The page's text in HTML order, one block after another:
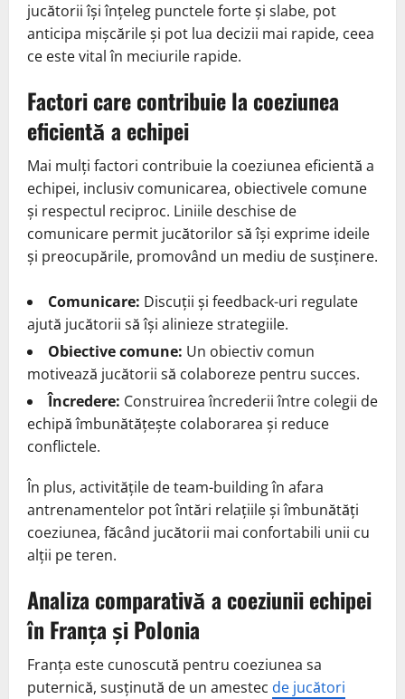
jucătorii își înțeleg punctele forte și slabe, pot
anticipa mișcările și pot lua decizii mai rapide, ceea
ce este vital în meciurile rapide.
Factori care contribuie la coeziunea
eficientă a echipei
Mai mulți factori contribuie la coeziunea eficientă a
echipei, inclusiv comunicarea, obiectivele comune
și respectul reciproc. Liniile deschise de
comunicare permit jucătorilor să își exprime ideile
și preocupările, promovând un mediu de susținere.
Comunicare: Discuții și feedback-uri regulate
ajută jucătorii să își alinieze strategiile.
Obiective comune: Un obiectiv comun
motivează jucătorii să colaboreze pentru succes.
Încredere: Construirea încrederii între colegii de
echipă îmbunătățește colaborarea și reduce
conflictele.
În plus, activitățile de team-building în afara
antrenamentelor pot întări relațiile și îmbunătăți
coeziunea, făcând jucătorii mai confortabili unii cu
alții pe teren.
Analiza comparativă a coeziunii echipei
în Franța și Polonia
Franța este cunoscută pentru coeziunea sa
puternică, susținută de un amestec de jucători